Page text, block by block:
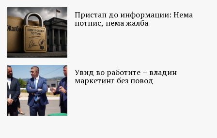
Пристап до информации: Нема
потпис, нема жалба
Увид во работите – владин
маркетинг без повод